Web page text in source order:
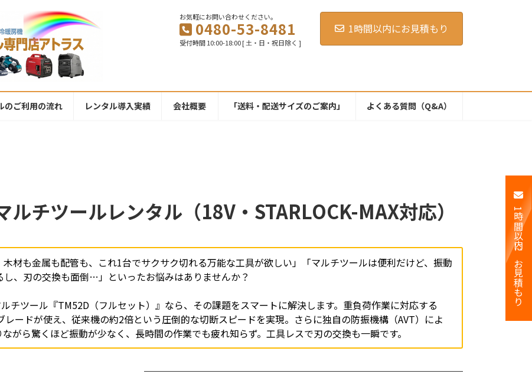
お気軽にお問い合わせください。
0480-53-8481
受付時間 10:00-18:00 [ 土・日・祝日除く ]
1時間以内にお見積もり
のご利用の流れ レンタル導入実績 会社概要 「送料・配送サイズのご案内」 よくある質問（Q&A）
1時間以内にお見積もり
チツールレンタル（18V・STARLOCK-MAX対応）
木材も金属も配管も、これ1台でサクサク切れる万能な工具が欲しい」「マルチツールは便利だけど、振動
し、刃の交換も面倒…」といったお悩みはありませんか？
チツール『TM52D（フルセット）』なら、その課題をスマートに解決します。重負荷作業に対応する
ブレードが使え、従来機の約2倍という圧倒的な切断スピードを実現。さらに独自の防振機構（AVT）によ
がら驚くほど振動が少なく、長時間の作業でも疲れ知らず。工具レスで刃の交換も一瞬です。